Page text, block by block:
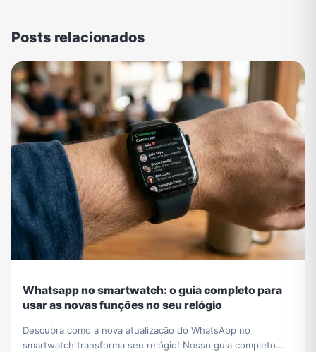
Posts relacionados
Whatsapp no smartwatch: o guia completo para
usar as novas funções no seu relógio
Descubra como a nova atualização do WhatsApp no
smartwatch transforma seu relógio! Nosso guia completo